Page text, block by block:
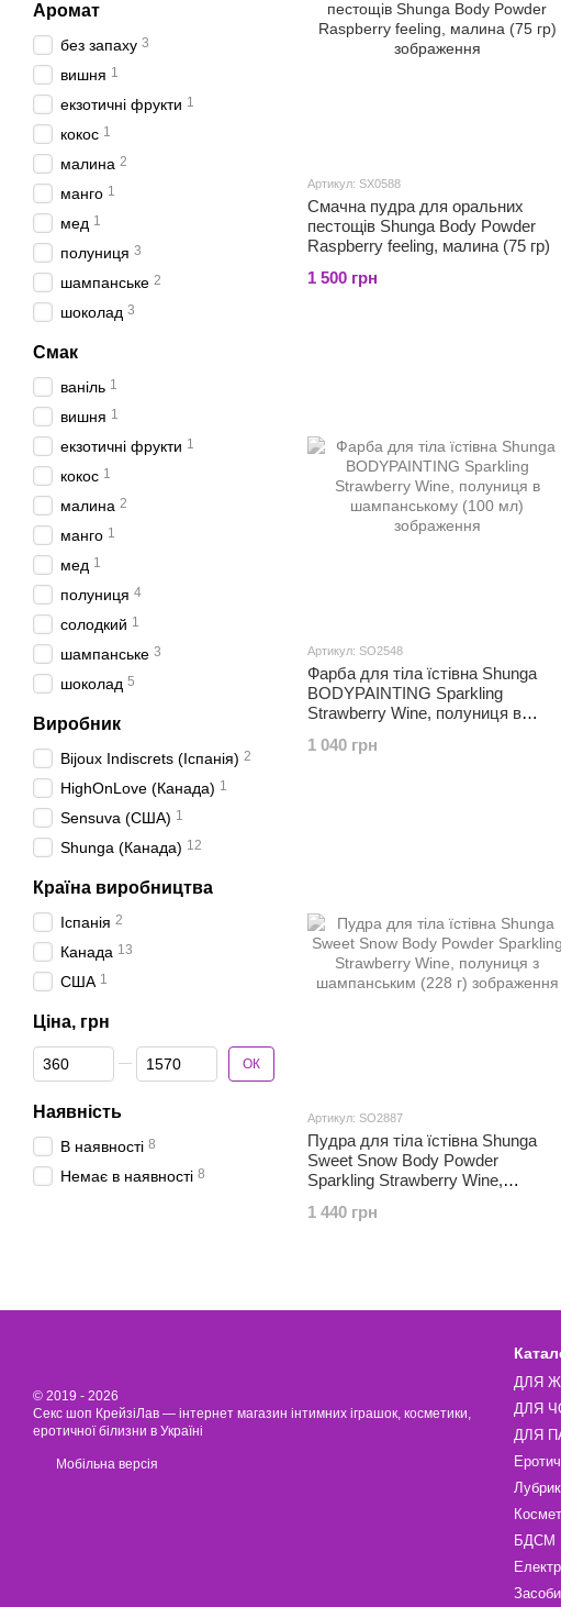
Артикул: SX0588
Смачна пудра для оральних
пестощів Shunga Body Powder
Raspberry feeling, малина (75 гр)
1 500 грн
Артикул: SO2548
Фарба для тіла їстівна Shunga
BODYPAINTING Sparkling
Strawberry Wine, полуниця в
1 040 грн
Артикул: SO2887
Пудра для тіла їстівна Shunga
Sweet Snow Body Powder
Sparkling Strawberry Wine,
1 440 грн
Аромат
без запаху 3
вишня 1
екзотичні фрукти 1
кокос 1
малина 2
манго 1
мед 1
полуниця 3
шампанське 2
шоколад 3
Смак
ваніль 1
вишня 1
екзотичні фрукти 1
кокос 1
малина 2
манго 1
мед 1
полуниця 4
солодкий 1
шампанське 3
шоколад 5
Виробник
Bijoux Indiscrets (Іспанія) 2
HighOnLove (Канада) 1
Sensuva (США) 1
Shunga (Канада) 12
Країна виробництва
Іспанія 2
Канада 13
США 1
Ціна, грн
Від Ціна, грн
До Ціна, грн ОК
Наявність
В наявності 8
Немає в наявності 8
© 2019 - 2026
Секс шоп КрейзіЛав — інтернет магазин інтимних іграшок, косметики,
еротичної білизни в Україні
Мобільна версія
ДЛЯ
ДЛЯ
ДЛЯ
БДСМ